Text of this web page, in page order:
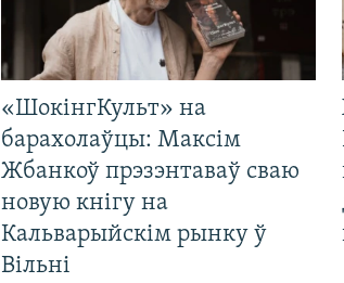
«ШокінгКульт» на
барахолаўцы: Максім
Жбанкоў прэзэнтаваў сваю
новую кнігу на
Кальварыйскім рынку ў
Вільні